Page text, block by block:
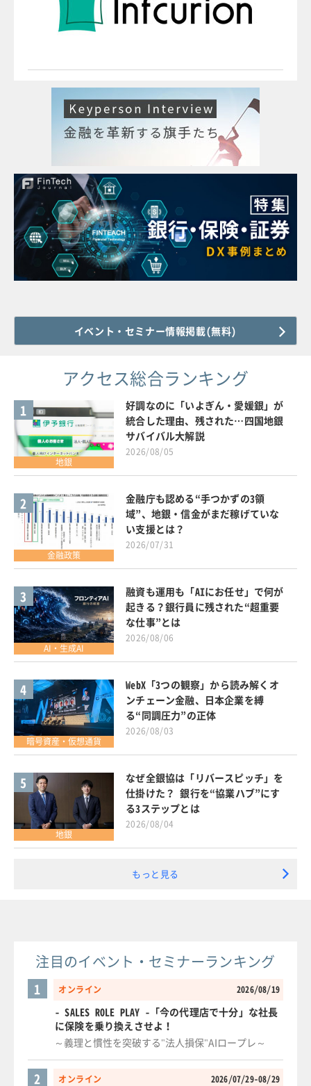
イベント・セミナー情報掲載(無料)
アクセス総合ランキング
1
地銀
好調なのに「いよぎん・愛媛銀」が
統合した理由、残された…四国地銀
サバイバル大解説
2026/08/05
2
金融政策
金融庁も認める“手つかずの3領
域”、地銀・信金がまだ稼げていな
い支援とは？
2026/07/31
3
AI・生成AI
融資も運用も「AIにお任せ」で何が
起きる？銀行員に残された“超重要
な仕事”とは
2026/08/06
4
暗号資産・仮想通貨
WebX「3つの観察」から読み解くオ
ンチェーン金融、日本企業を縛
る“同調圧力”の正体
2026/08/03
5
地銀
なぜ全銀協は「リバースピッチ」を
仕掛けた？ 銀行を“協業ハブ”にす
る3ステップとは
2026/08/04
もっと見る
注目のイベント・セミナーランキング
オンライン 2026/08/19
1
- SALES ROLE PLAY -「今の代理店で十分」な社長
に保険を乗り換えさせよ！
～義理と慣性を突破する"法人損保"AIロープレ～
オンライン 2026/07/29-08/29
2